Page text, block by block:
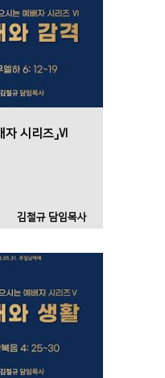
자 시리즈」Ⅵ
김철규 담임목사